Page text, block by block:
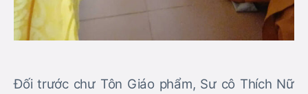
Đối trước chư Tôn Giáo phẩm, Sư cô Thích Nữ